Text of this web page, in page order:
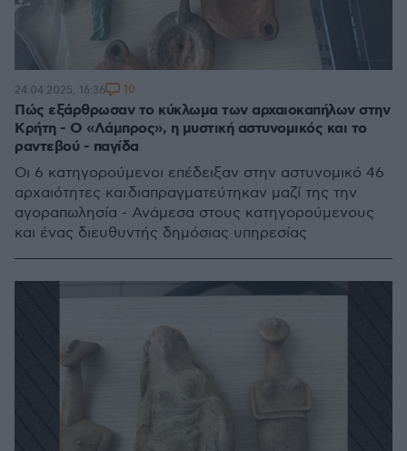
Πώς εξάρθρωσαν το κύκλωμα των αρχαιοκαπήλων στην
Κρήτη - Ο «Λάμπρος», η μυστική αστυνομικός και το
ραντεβού - παγίδα
Οι 6 κατηγορούμενοι επέδειξαν στην αστυνομικό 46
αρχαιότητες και διαπραγματεύτηκαν μαζί της την
αγοραπωλησία - Ανάμεσα στους κατηγορούμενους
και ένας διευθυντής δημόσιας υπηρεσίας
24.04.2025, 16:36 10